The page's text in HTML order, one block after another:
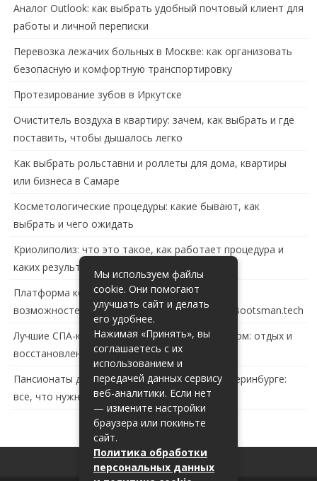
Аналог Outlook: как выбрать удобный почтовый клиент для
работы и личной переписки
Перевозка лежачих больных в Москве: как организовать
безопасную и комфортную транспортировку
Протезирование зубов в Иркутске
Очиститель воздуха в квартиру: зачем, как выбрать и где
поставить, чтобы дышалось легко
Как выбрать рольставни и роллеты для дома, квартиры
или бизнеса в Самаре
Косметологические процедуры: какие бывают, как
выбрать и чего ожидать
Криолиполиз: что это такое, как работает процедура и
каких результатов ждать
Платформа контейнеризации в России: обзор
возможностей и перспектив развития сайта Bootsman.tech
Лучшие СПА-комплексы в Тольятти с бассейном: отдых и
восстановление за городом
Пансионаты для пожилых с деменцией в Екатеринбурге:
все, что нужно знать
Мы используем файлы
cookie. Они помогают
улучшать сайт и делать
его удобнее.
Нажимая «Принять», вы
соглашаетесь с их
использованием и
передачей данных сервису
веб-аналитики. Если нет
— измените настройки
браузера или покиньте
сайт.
Политика обработки
персональных данных